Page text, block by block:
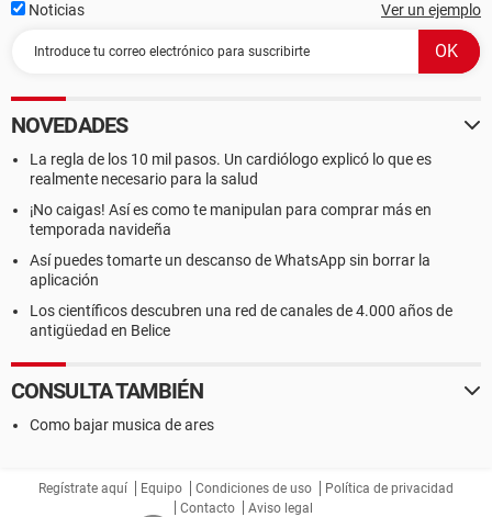
Noticias Ver un ejemplo
NOVEDADES
La regla de los 10 mil pasos. Un cardiólogo explicó lo que es
realmente necesario para la salud
¡No caigas! Así es como te manipulan para comprar más en
temporada navideña
Así puedes tomarte un descanso de WhatsApp sin borrar la
aplicación
Los científicos descubren una red de canales de 4.000 años de
antigüedad en Belice
CONSULTA TAMBIÉN
Como bajar musica de ares
Regístrate aquí Equipo Condiciones de uso
Política de privacidad
Contacto
Aviso legal